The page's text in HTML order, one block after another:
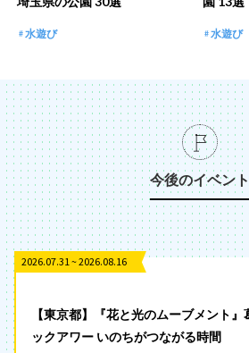
水遊び 水遊び
今後のイベント
2026.07.31 ~ 2026.08.16
【東京都】『花と光のムーブメント
ックアワー いのちがつながる時間